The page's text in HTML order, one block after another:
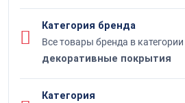
Категория бренда
Все товары бренда в категории
декоративные покрытия
Категория